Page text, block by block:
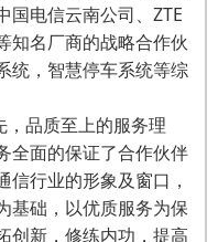
国电信云南公司、ZTE
知名厂商的战略合作伙
统，智慧停车系统等综
品质至上的服务理
全面的保证了合作伙伴
行业的形象及窗口，
基础，以优质服务为保
创新，修练内功，提高